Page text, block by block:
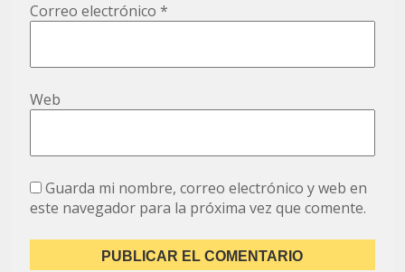
Correo electrónico*
Web
Guarda mi nombre, correo electrónico y web en
este navegador para la próxima vez que comente.